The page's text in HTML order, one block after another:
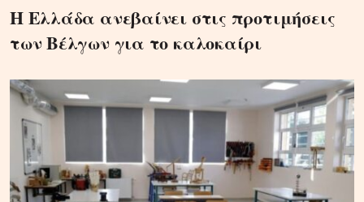
Η Ελλάδα ανεβαίνει στις προτιμήσεις
των Βέλγων για το καλοκαίρι